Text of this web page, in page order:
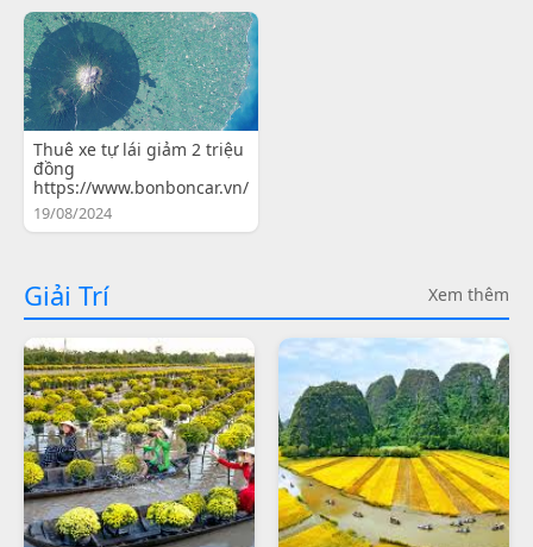
Thuê xe tự lái giảm 2 triệu
đồng
https://www.bonboncar.vn/
19/08/2024
Giải Trí Xem thêm